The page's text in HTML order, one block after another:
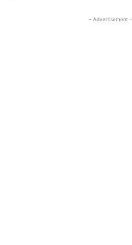
- Advertisement -